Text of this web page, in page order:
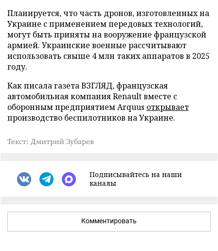
Планируется, что часть дронов, изготовленных на
Украине с применением передовых технологий,
могут быть приняты на вооружение французской
армией. Украинские военные рассчитывают
использовать свыше 4 млн таких аппаратов в 2025
году.
Как писала газета ВЗГЛЯД, французская
автомобильная компания Renault вместе с
оборонным предприятием Arquus открывает
производство беспилотников на Украине.
Текст: Дмитрий Зубарев
Подписывайтесь на наши
каналы
Комментировать